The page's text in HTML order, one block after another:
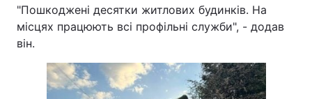
"Пошкоджені десятки житлових будинків. На
місцях працюють всі профільні служби", - додав
він.